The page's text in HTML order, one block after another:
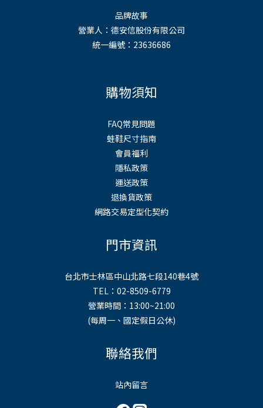
品牌故事
營業人：德安信股份有限公司
統一編號：23636686
購物須知
FAQ常見問題
蛙鞋尺寸指南
會員福利
隱私政策
運送政策
退換貨政策
網路交易定型化契約
門市資訊
台北市士林區中山北路七段140巷4號
TEL：02-8509-6779
營業時間：13:00~21:00
(每周一、國定假日公休)
聯絡我們
站內留言